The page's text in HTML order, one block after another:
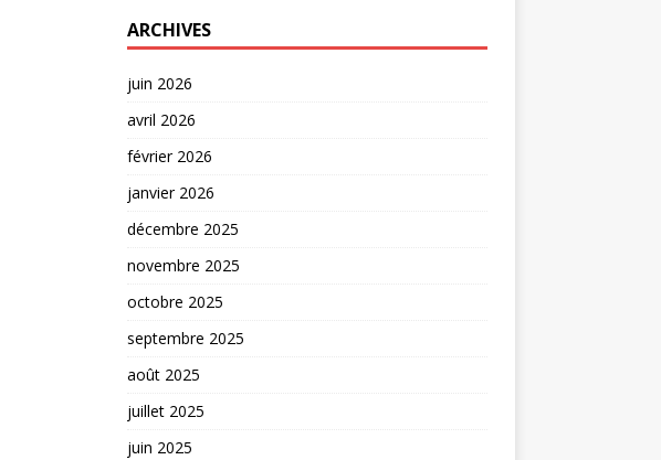
ARCHIVES
juin 2026
avril 2026
février 2026
janvier 2026
décembre 2025
novembre 2025
octobre 2025
septembre 2025
août 2025
juillet 2025
juin 2025